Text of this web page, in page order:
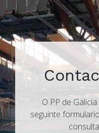
O PP de
seguinte